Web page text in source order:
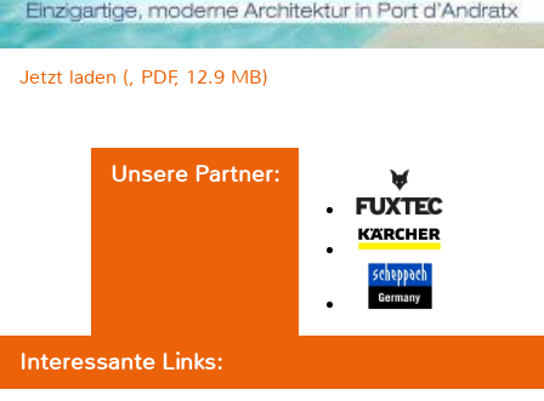
Jetzt laden (, PDF, 12.9 MB)
Unsere Partner:
Interessante Links: